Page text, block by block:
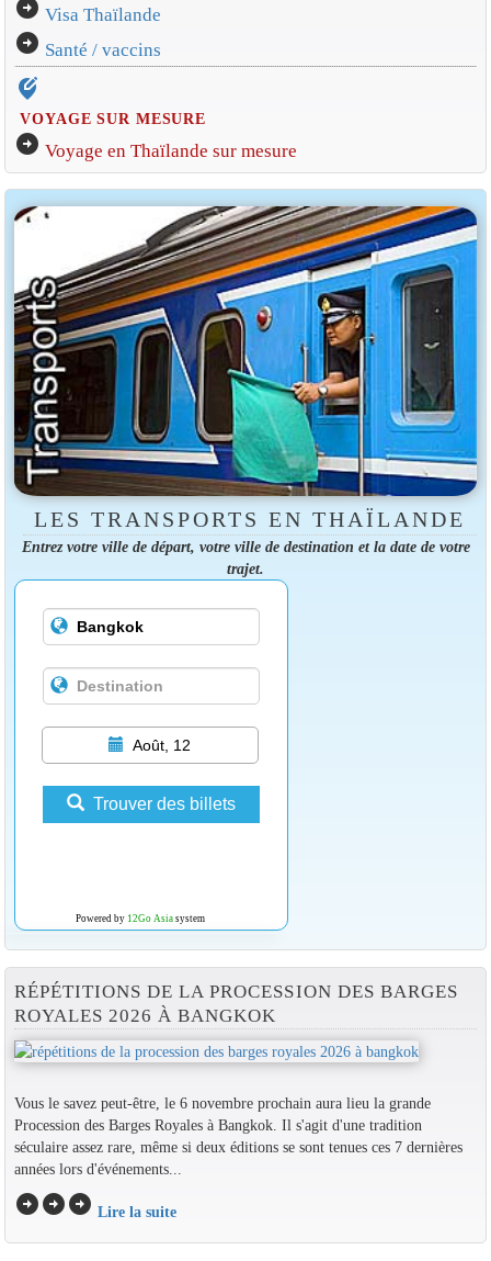
arrow_circle_right Visa Thaïlande
arrow_circle_right Santé / vaccins
edit_location_alt
VOYAGE SUR MESURE
arrow_circle_right Voyage en Thaïlande sur mesure
LES TRANSPORTS EN THAÏLANDE
Entrez votre ville de départ, votre ville de destination et la date de votre
trajet.
Août, 12
Trouver des billets
Powered by 12Go Asiasystem
RÉPÉTITIONS DE LA PROCESSION DES BARGES
ROYALES 2026 À BANGKOK
Vous le savez peut-être, le 6 novembre prochain aura lieu la grande
Procession des Barges Royales à Bangkok. Il s'agit d'une tradition
séculaire assez rare, même si deux éditions se sont tenues ces 7 dernières
années lors d'événements...
arrow_circle_rightarrow_circle_rightarrow_circle_right Lire la suite